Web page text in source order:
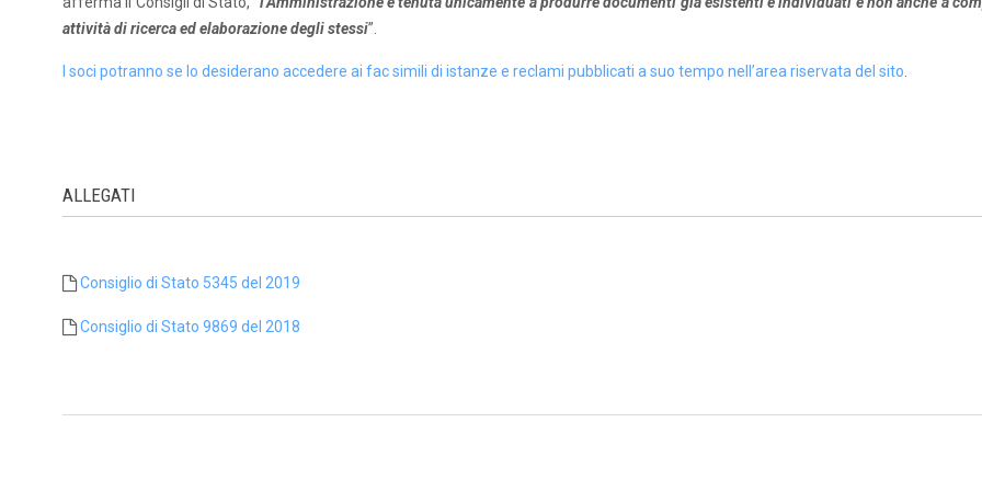
attività di ricerca ed elaborazione degli stessi”.
I soci potranno se lo desiderano accedere ai fac simili di istanze e reclami pubblicati a suo tempo nell’area riservata del sito
ALLEGATI
Consiglio di Stato 5345 del 2019
Consiglio di Stato 9869 del 2018